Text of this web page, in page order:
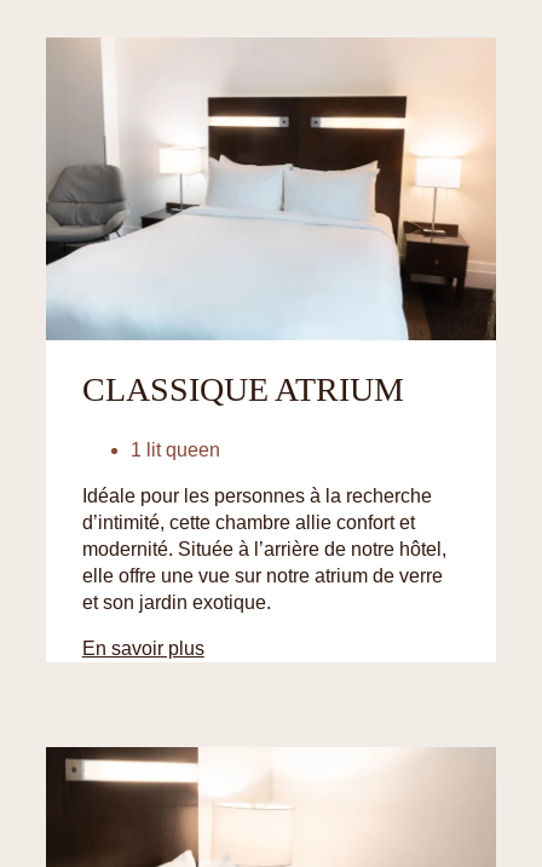
CLASSIQUE ATRIUM
1 lit queen
Idéale pour les personnes à la recherche
d’intimité, cette chambre allie confort et
modernité. Située à l’arrière de notre hôtel,
elle offre une vue sur notre atrium de verre
et son jardin exotique.
En savoir plus